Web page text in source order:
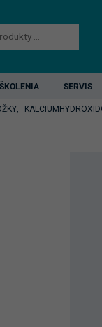
ŠKOLENIA SERVIS
,